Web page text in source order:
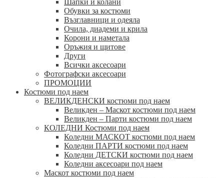
Шапки и колани
Обувки за костюми
Възглавници и одеяла
Очила, диадеми и крила
Корони и наметала
Оръжия и щитове
Други
Всички аксесоари
Фотографски аксесоари
ПРОМОЦИИ
Костюми под наем
ВЕЛИКДЕНСКИ костюми под наем
Великден – Маскот костюми под наем
Великден – Парти костюми под наем
КОЛЕДНИ Костюми под наем
Коледни МАСКОТ костюми под наем
Коледни ПАРТИ костюми под наем
Коледни ДЕТСКИ костюми под наем
Коледни аксесоари под наем
Маскот костюми под наем